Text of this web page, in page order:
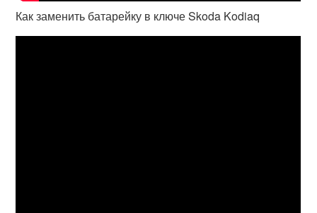
Как заменить батарейку в ключе Skoda Kodiaq